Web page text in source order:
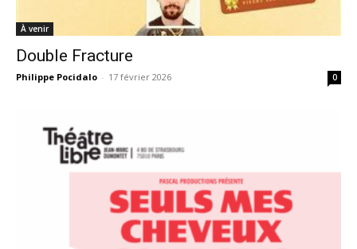
À venir
Double Fracture
Philippe Pocidalo - 17 février 2026 0